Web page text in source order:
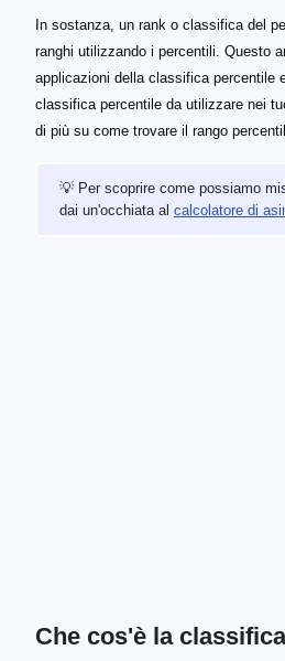
In sostanza, un rank o classifica del
ranghi utilizzando i percentili. Questo
applicazioni della classifica percentile
classifica percentile da utilizzare nei
di più su come trovare il rango
💡 Per scoprire come possiamo
dai un'occhiata al calcolatore di
Che cos'è la